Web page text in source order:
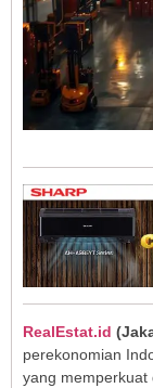
RealEstat.id
perekonomian
yang memperkuat